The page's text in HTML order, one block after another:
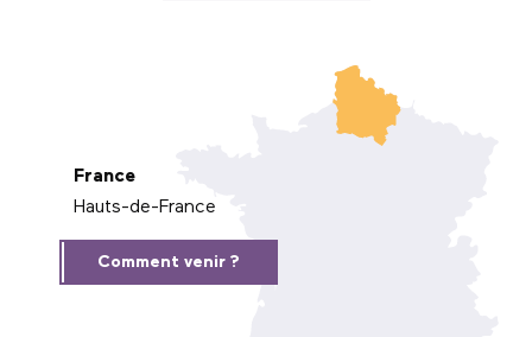
France
Hauts-de-France
Comment venir ?